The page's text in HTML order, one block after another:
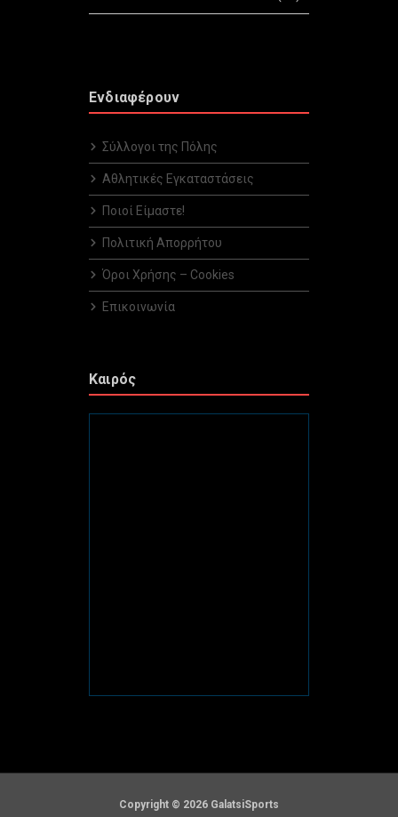
Ενδιαφέρουν
Σύλλογοι της Πόλης
Αθλητικές Εγκαταστάσεις
Ποιοί Είμαστε!
Πολιτική Απορρήτου
Όροι Χρήσης – Cookies
Επικοινωνία
Καιρός
Copyright © 2026 GalatsiSports